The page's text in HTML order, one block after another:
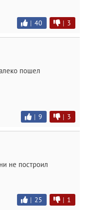
| 40 | 3
пошел
| 9 | 3
не построил
| 25 | 1